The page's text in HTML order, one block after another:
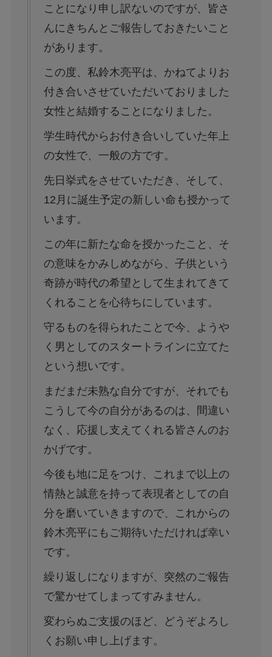
ことになり申し訳ないのですが、皆さ
んにきちんとご報告しておきたいこと
があります。
この度、私鈴木亮平は、かねてよりお
付き合いさせていただいておりました
女性と結婚することになりました。
学生時代からお付き合いしていた年上
の女性で、一般の方です。
先日挙式をさせていただき、そして、
12月に誕生予定の新しい命も授かって
います。
この年に新たな命を授かったこと、そ
の意味をかみしめながら、子供という
奇跡が時代の希望として生まれてきて
くれることを心待ちにしています。
守るものを得られたことで今、ようや
く男としてのスタートラインに立てた
という想いです。
まだまだ未熟な自分ですが、それでも
こうして今の自分があるのは、間違い
なく、応援し支えてくれる皆さんのお
かげです。
今後も地に足をつけ、これまで以上の
情熱と誠意を持って表現者としての自
分を磨いていきますので、これからの
鈴木亮平にもご期待いただければ幸い
です。
繰り返しになりますが、突然のご報告
で驚かせてしまってすみません。
変わらぬご支援のほど、どうぞよろし
くお願い申し上げます。